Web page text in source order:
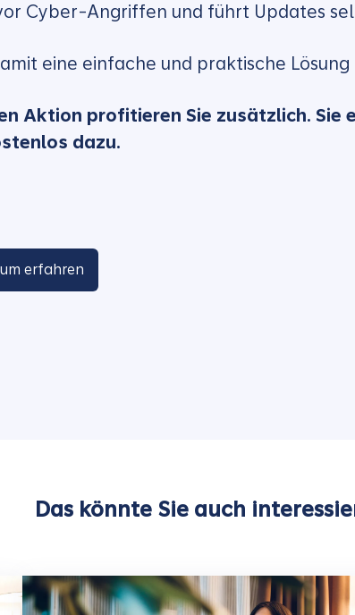
Cyber-Angriffen und führt Updates
eine einfache und praktische
Aktion profitieren Sie zusätzlich. Sie
dazu.
erfahren
Das könnte Sie auch